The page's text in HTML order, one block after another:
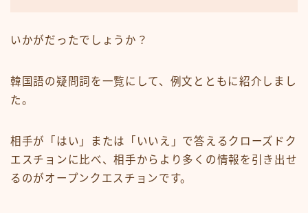
いかがだったでしょうか？
韓国語の疑問詞を一覧にして、例文とともに紹介しまし
た。
相手が「はい」または「いいえ」で答えるクローズドク
エスチョンに比べ、相手からより多くの情報を引き出せ
るのがオープンクエスチョンです。